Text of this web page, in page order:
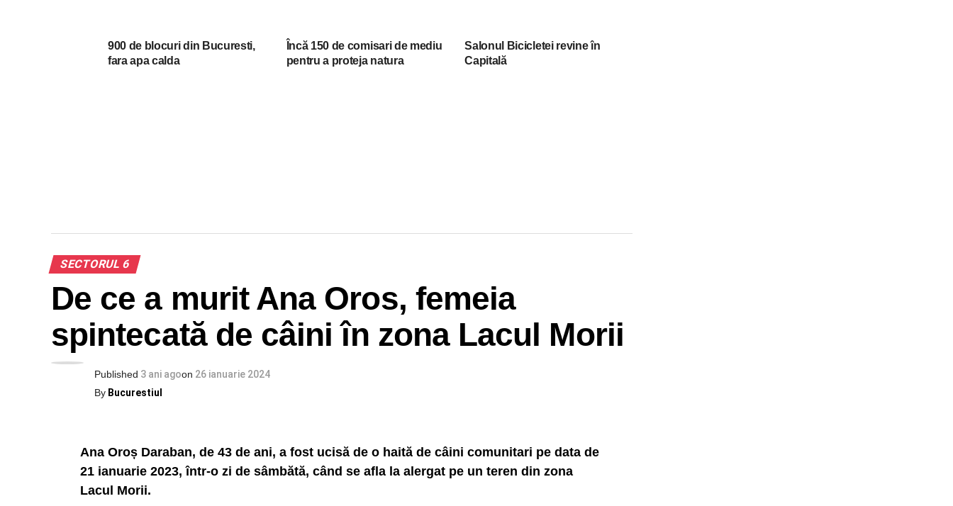
900 de blocuri din Bucuresti,
fara apa calda
Încă 150 de comisari de mediu
pentru a proteja natura
Salonul Bicicletei revine în
Capitală
SECTORUL 6
De ce a murit Ana Oros, femeia
spintecată de câini în zona Lacul Morii
Published 3 ani agoon 26 ianuarie 2024
By Bucurestiul
Ana Oroș Daraban, de 43 de ani, a fost ucisă de o haită de câini comunitari pe data de
21 ianuarie 2023, într-o zi de sâmbătă, când se afla la alergat pe un teren din zona
Lacul Morii.